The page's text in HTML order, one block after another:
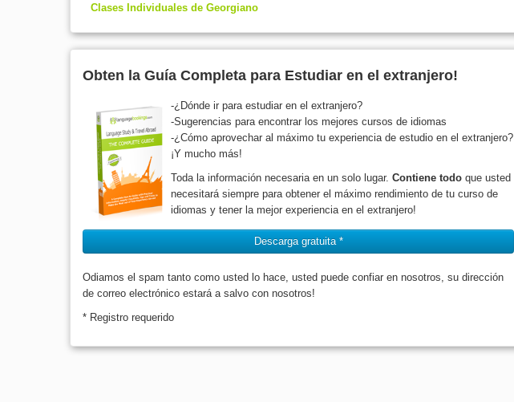
Clases Individuales de Georgiano
Obten la Guía Completa para Estudiar en el extranjero!
-¿Dónde ir para estudiar en el extranjero?
-Sugerencias para encontrar los mejores cursos de idiomas
-¿Cómo aprovechar al máximo tu experiencia de estudio en el extranjero?
¡Y mucho más!
Toda la información necesaria en un solo lugar. Contiene todo que usted
necesitará siempre para obtener el máximo rendimiento de tu curso de
idiomas y tener la mejor experiencia en el extranjero!
Descarga gratuita *
Odiamos el spam tanto como usted lo hace, usted puede confiar en nosotros, su dirección
de correo electrónico estará a salvo con nosotros!
* Registro requerido